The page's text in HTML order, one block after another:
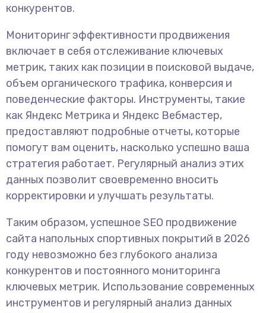
конкурентов.
Мониторинг эффективности продвижения
включает в себя отслеживание ключевых
метрик, таких как позиции в поисковой выдаче,
объем органического трафика, конверсия и
поведенческие факторы. Инструменты, такие
как Яндекс Метрика и Яндекс Вебмастер,
предоставляют подробные отчеты, которые
помогут вам оценить, насколько успешно ваша
стратегия работает. Регулярный анализ этих
данных позволит своевременно вносить
корректировки и улучшать результаты.
Таким образом, успешное SEO продвижение
сайта напольных спортивных покрытий в 2026
году невозможно без глубокого анализа
конкурентов и постоянного мониторинга
ключевых метрик. Использование современных
инструментов и регулярный анализ данных